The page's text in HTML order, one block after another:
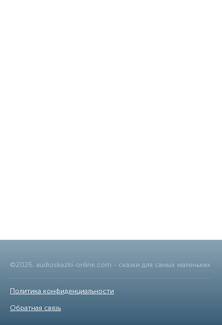
©2026. audioskazki-online.com - сказки для самых маленьких
Политика конфиденциальности
Обратная связь